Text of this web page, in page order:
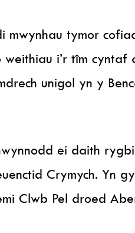
mwynhau tymor
i’r tîm cyntaf
unigol yn y
ei daith
Crymych. Yn
Clwb Pel droed